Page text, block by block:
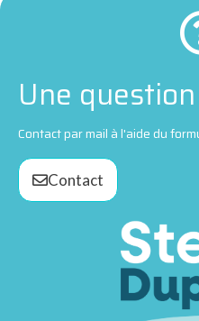
Une
Contact par mail à l'aide du
Contact